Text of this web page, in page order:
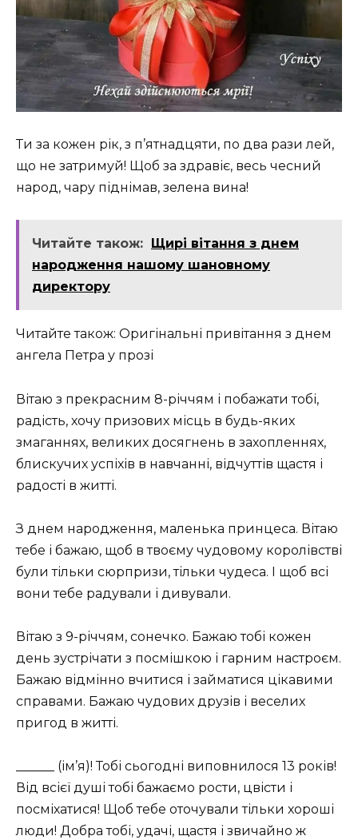
Ти за кожен рік, з п’ятнадцяти, по два рази лей,
що не затримуй! Щоб за здравіє, весь чесний
народ, чару піднімав, зелена вина!
Читайте також:
Щирі вітання з днем
народження нашому шановному
директору
Читайте також: Оригінальні привітання з днем
ангела Петра у прозі
Вітаю з прекрасним 8-річчям і побажати тобі,
радість, хочу призових місць в будь-яких
змаганнях, великих досягнень в захопленнях,
блискучих успіхів в навчанні, відчуттів щастя і
радості в житті.
З днем ​​народження, маленька принцеса. Вітаю
тебе і бажаю, щоб в твоєму чудовому королівстві
були тільки сюрпризи, тільки чудеса. І щоб всі
вони тебе радували і дивували.
Вітаю з 9-річчям, сонечко. Бажаю тобі кожен
день зустрічати з посмішкою і гарним настроєм.
Бажаю відмінно вчитися і займатися цікавими
справами. Бажаю чудових друзів і веселих
пригод в житті.
______ (ім’я)! Тобі сьогодні виповнилося 13 років!
Від всієї душі тобі бажаємо рости, цвісти і
посміхатися! Щоб тебе оточували тільки хороші
люди! Добра тобі, удачі, щастя і звичайно ж